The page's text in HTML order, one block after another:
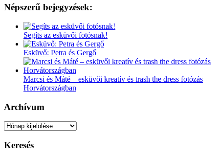
Népszerű bejegyzések:
Segíts az esküvői fotósnak!
Esküvő: Petra és Gergő
Marcsi és Máté – esküvői kreatív és trash the dress fotózás
Horvátországban
Archívum
Archívum
Keresés